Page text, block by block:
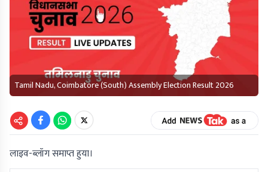
Tamil Nadu, Coimbatore (South) Assembly Election Result 2026
लाइव-ब्लॉग समाप्त हुया।